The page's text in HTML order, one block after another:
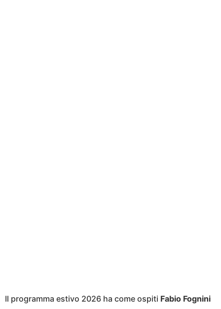
Il programma estivo 2026 ha come ospiti Fabio Fognini